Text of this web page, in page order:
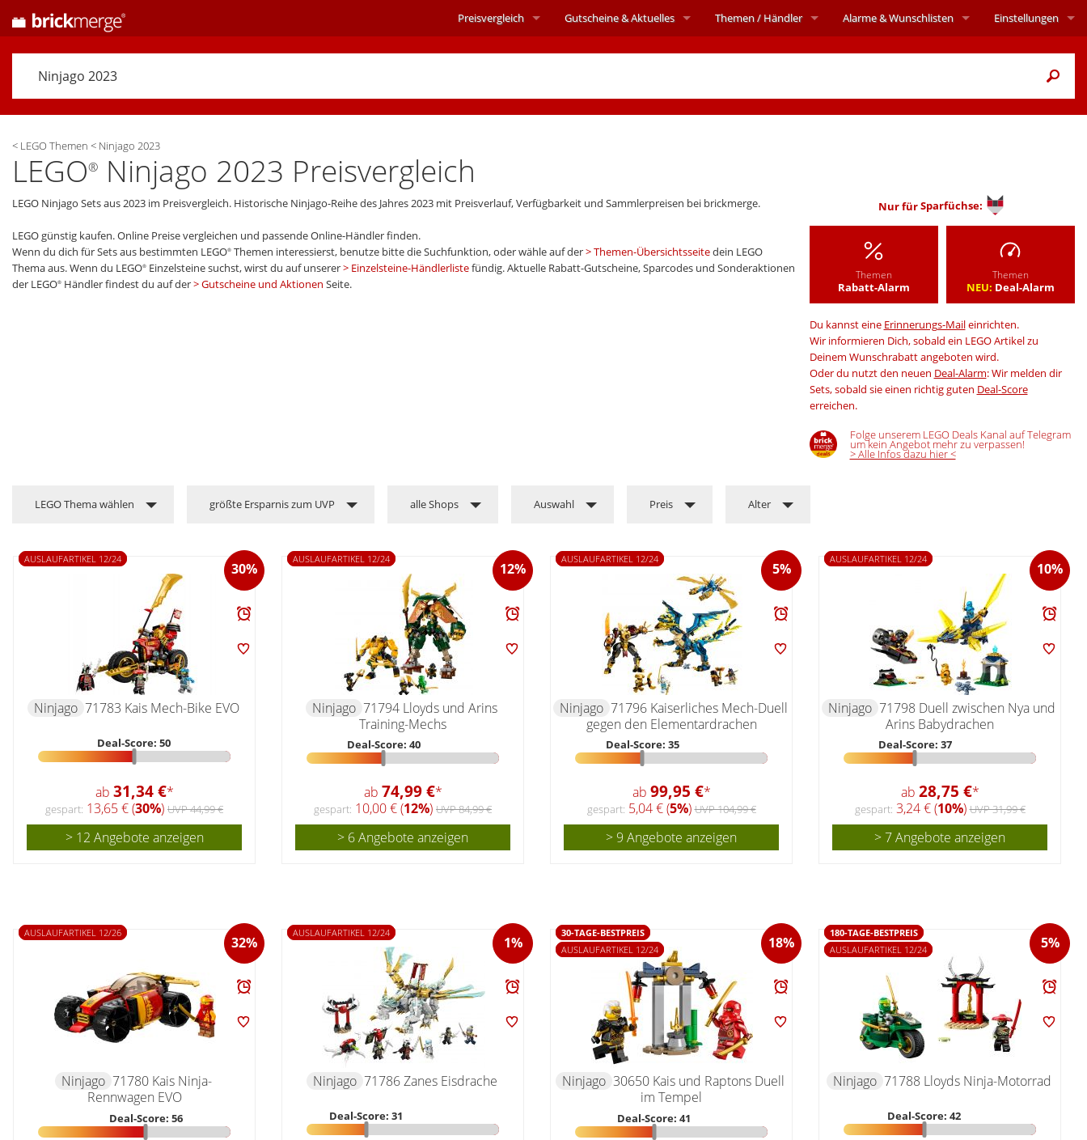
< LEGO Themen < Ninjago 2023
LEGO® Ninjago 2023 Preisvergleich
LEGO Ninjago Sets aus 2023 im Preisvergleich. Historische Ninjago-Reihe des Jahres 2023 mit Preisverlauf, Verfügbarkeit und Sammlerpreisen bei brickmerge.
LEGO günstig kaufen. Online Preise vergleichen und passende Online-Händler finden.
Wenn du dich für Sets aus bestimmten LEGO® Themen interessierst, benutze bitte die Suchfunktion, oder wähle auf der Themen-Übersichtsseitedein LEGO
Thema aus. Wenn du LEGO® Einzelsteine suchst, wirst du auf unserer Einzelsteine-Händlerlistefündig. Aktuelle Rabatt-Gutscheine, Sparcodes und Sonderaktionen
der LEGO® Händler findest du auf der Gutscheine und Aktionen Seite.
Nur fürSparfüchse:
Themen
Rabatt-Alarm
Themen
NEU: Deal-Alarm
Du kannst eine Erinnerungs-Maileinrichten.
Wir informieren Dich, sobald ein LEGO Artikel zu
Deinem Wunschrabatt angeboten wird.
Oder du nutzt den neuen Deal-Alarm: Wir melden dir
Sets, sobald sie einen richtig guten Deal-Score
erreichen.
Folge unserem LEGO Deals Kanal auf Telegram
um kein Angebot mehr zu verpassen!
> Alle Infos dazu hier <
LEGO Thema wählen größte Ersparnis zum UVP alle Shops Auswahl Preis Alter
30%
AUSLAUFARTIKEL 12/24
Ninjago 71783 Kais Mech-Bike EVO
Deal-Score: 50
ab 31,34 €*
gespart: 13,65 € (30%) UVP 44,99 €
> 12 Angebote anzeigen
12%
AUSLAUFARTIKEL 12/24
Ninjago 71794 Lloyds und Arins
Training-Mechs
Deal-Score: 40
ab 74,99 €*
gespart: 10,00 € (12%) UVP 84,99 €
> 6 Angebote anzeigen
5%
AUSLAUFARTIKEL 12/24
Ninjago 71796 Kaiserliches Mech-Duell
gegen den Elementardrachen
Deal-Score: 35
ab 99,95 €*
gespart: 5,04 € (5%)UVP 104,99 €
> 9 Angebote anzeigen
10%
AUSLAUFARTIKEL 12/24
Ninjago 71798 Duell zwischen Nya und
Arins Babydrachen
Deal-Score: 37
ab 28,75 €*
gespart: 3,24 € (10%)UVP 31,99 €
> 7 Angebote anzeigen
32%
AUSLAUFARTIKEL 12/26
Ninjago 71780 Kais Ninja-
Rennwagen EVO
Deal-Score: 56
1%
AUSLAUFARTIKEL 12/24
Ninjago 71786 Zanes Eisdrache
Deal-Score: 31
18%
30-TAGE-BESTPREIS
AUSLAUFARTIKEL 12/24
Ninjago 30650 Kais und Raptons Duell
im Tempel
Deal-Score: 41
5%
180-TAGE-BESTPREIS
AUSLAUFARTIKEL 12/24
Ninjago 71788 Lloyds Ninja-Motorrad
Deal-Score: 42
Preisvergleich Gutscheine &Aktuelles Themen/ Händler Alarme& Wunschlisten Einstellungen